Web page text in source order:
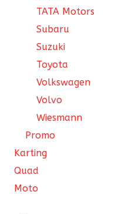
TATA Motors
Subaru
Suzuki
Toyota
Volkswagen
Volvo
Wiesmann
Promo
Karting
Quad
Moto